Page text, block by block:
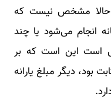
مشخص نیست که
انجام می‌شود یا چند
است این است که بر
بود، دیگر مبلغ یارانه